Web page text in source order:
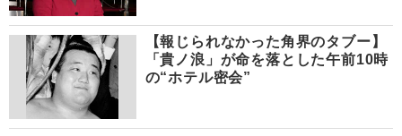
【報じられなかった角界のタブー】
「貴ノ浪」が命を落とした午前10時
の“ホテル密会”